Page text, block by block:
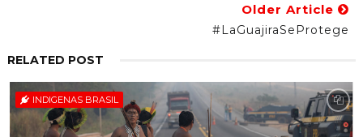
Older Article
#LaGuajiraSeProtege
RELATED POST
INDIGENAS BRASIL